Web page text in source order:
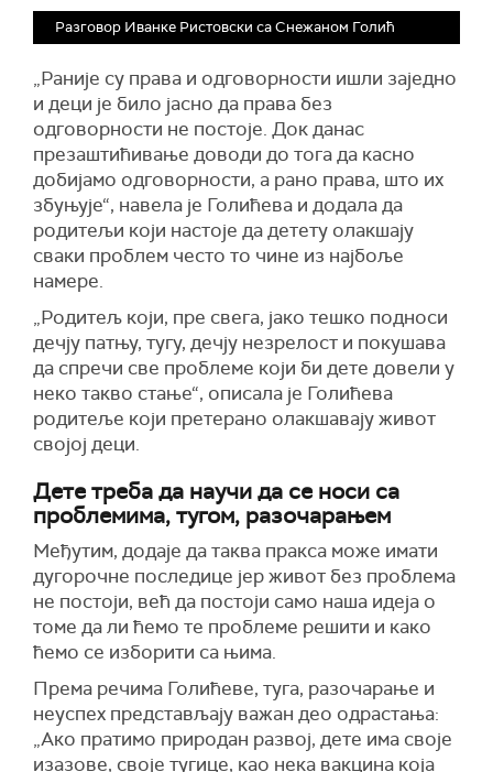
Разговор Иванке Ристовски са Снежаном Голић
„Раније су права и одговорности ишли заједно
и деци је било јасно да права без
одговорности не постоје. Док данас
презаштићивање доводи до тога да касно
добијамо одговорности, а рано права, што их
збуњује“, навела је Голићева и додала да
родитељи који настоје да детету олакшају
сваки проблем често то чине из најбоље
намере.
„Родитељ који, пре свега, јако тешко подноси
дечју патњу, тугу, дечју незрелост и покушава
да спречи све проблеме који би дете довели у
неко такво стање“, описала је Голићева
родитеље који претерано олакшавају живот
својој деци.
Дете треба да научи да се носи са
проблемима, тугом, разочарањем
Међутим, додаје да таква пракса може имати
дугорочне последице јер живот без проблема
не постоји, већ да постоји само наша идеја о
томе да ли ћемо те проблеме решити и како
ћемо се изборити са њима.
Према речима Голићеве, туга, разочарање и
неуспех представљају важан део одрастања:
„Ако пратимо природан развој, дете има своје
изазове, своје тугице, као нека вакцина која